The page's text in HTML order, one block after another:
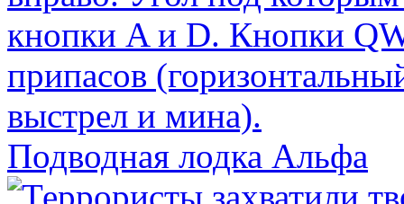
Подводная лодка Альфа